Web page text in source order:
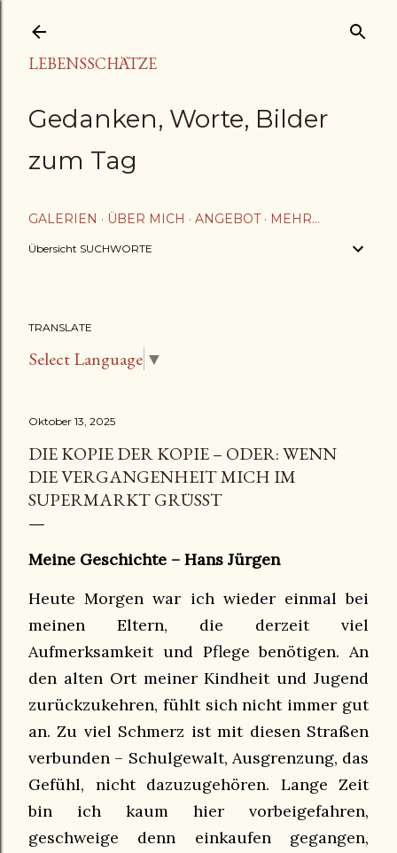
LEBENSSCHÄTZE
Gedanken, Worte, Bilder
zum Tag
GALERIEN ÜBER MICH ANGEBOT MEHR…
Übersicht SUCHWORTE
TRANSLATE
Select Language ▼
Oktober 13, 2025
DIE KOPIE DER KOPIE – ODER: WENN
DIE VERGANGENHEIT MICH IM
SUPERMARKT GRÜSST
Meine Geschichte – Hans Jürgen
Heute Morgen war ich wieder einmal bei
meinen Eltern, die derzeit viel
Aufmerksamkeit und Pflege benötigen. An
den alten Ort meiner Kindheit und Jugend
zurückzukehren, fühlt sich nicht immer gut
an. Zu viel Schmerz ist mit diesen Straßen
verbunden – Schulgewalt, Ausgrenzung, das
Gefühl, nicht dazuzugehören. Lange Zeit
bin ich kaum hier vorbeigefahren,
geschweige denn einkaufen gegangen,